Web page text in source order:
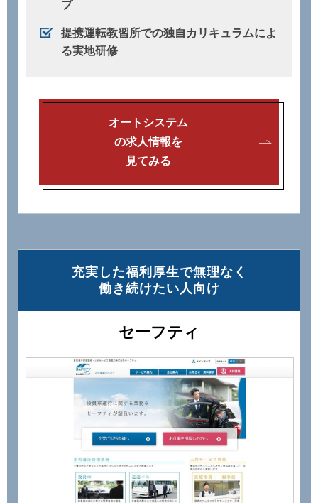
プ
提携運転教習所での独自カリキュラムによ
る実地研修
オートシステム
の求人情報を
見てみる
充実した福利厚⽣で無理なく
働き続けたい⼈向け
セーフティ